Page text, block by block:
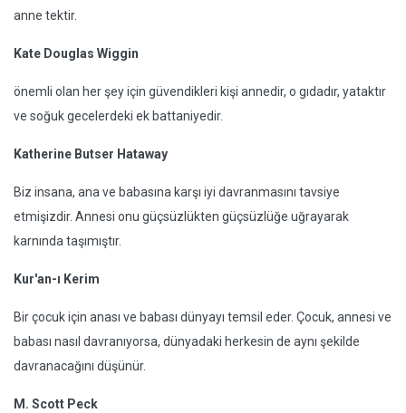
anne tektir.
Kate Douglas Wiggin
önemli olan her şey için güvendikleri kişi annedir, o gıdadır, yataktır
ve soğuk gecelerdeki ek battaniyedir.
Katherine Butser Hataway
Biz insana, ana ve babasına karşı iyi davranmasını tavsiye
etmişizdir. Annesi onu güçsüzlükten güçsüzlüğe uğrayarak
karnında taşımıştır.
Kur'an-ı Kerim
Bir çocuk için anası ve babası dünyayı temsil eder. Çocuk, annesi ve
babası nasıl davranıyorsa, dünyadaki herkesin de aynı şekilde
davranacağını düşünür.
M. Scott Peck